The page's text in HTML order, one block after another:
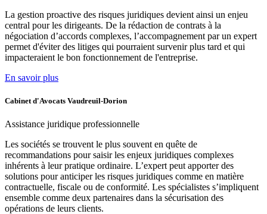
La gestion proactive des risques juridiques devient ainsi un enjeu
central pour les dirigeants. De la rédaction de contrats à la
négociation d’accords complexes, l’accompagnement par un expert
permet d'éviter des litiges qui pourraient survenir plus tard et qui
impacteraient le bon fonctionnement de l'entreprise.
En savoir plus
Cabinet d'Avocats Vaudreuil-Dorion
Assistance juridique professionnelle
Les sociétés se trouvent le plus souvent en quête de
recommandations pour saisir les enjeux juridiques complexes
inhérents à leur pratique ordinaire. L’expert peut apporter des
solutions pour anticiper les risques juridiques comme en matière
contractuelle, fiscale ou de conformité. Les spécialistes s’impliquent
ensemble comme deux partenaires dans la sécurisation des
opérations de leurs clients.